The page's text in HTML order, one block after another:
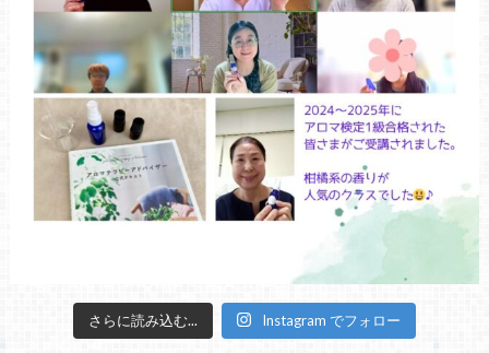
さらに読み込む... Instagram でフォロー